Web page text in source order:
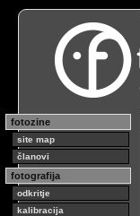
fotozine
site map
članovi
fotografija
odkritje
kalibracija